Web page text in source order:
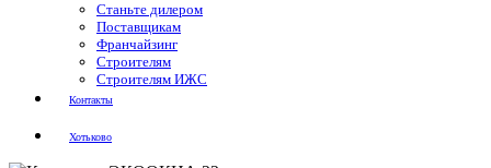
Станьте дилером
Поставщикам
Франчайзинг
Строителям
Строителям ИЖС
Контакты
Хотьково